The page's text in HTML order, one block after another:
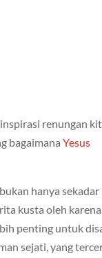
renungan
bagaimanaYesus
hanya
kusta oleh
penting untuk
sejati, yang